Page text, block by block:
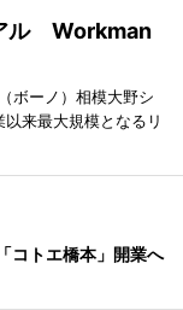
ル Workman
ボーノ）相模大野シ
来最大規模となるリ
コトエ橋本」開業へ